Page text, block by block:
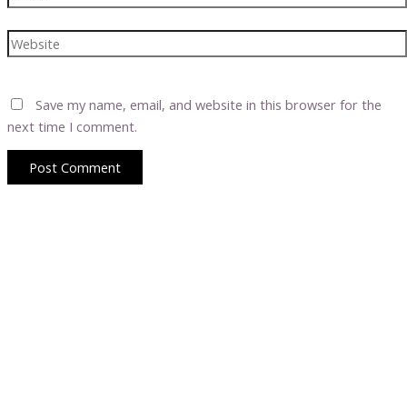
Website
Save my name, email, and website in this browser for the
next time I comment.